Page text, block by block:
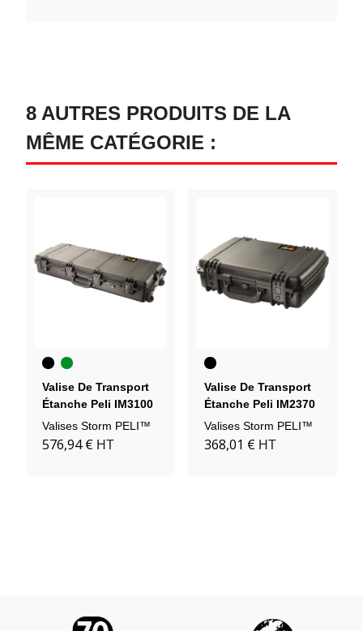
8 AUTRES PRODUITS DE LA
MÊME CATÉGORIE :
NoirVert
Valise De Transport
Étanche Peli IM3100
Valises Storm PELI™
576,94 € HT
Noir
Valise De Transport
Étanche Peli IM2370
Valises Storm PELI™
368,01 € HT